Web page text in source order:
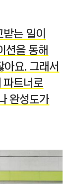
는 일이
션을 통해
요. 그래서
파트너로
완성도가